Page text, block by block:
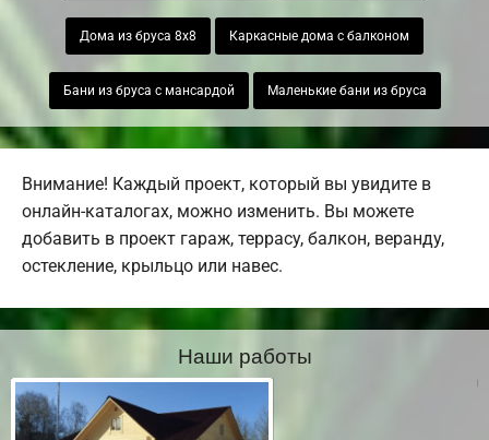
Дома из бруса 8х8 Каркасные дома с балконом
Бани из бруса с мансардой Маленькие бани из бруса
Внимание! Каждый проект, который вы увидите в
онлайн-каталогах, можно изменить. Вы можете
добавить в проект гараж, террасу, балкон, веранду,
остекление, крыльцо или навес.
Наши работы